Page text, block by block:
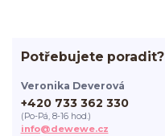
Potřebujete poradit?
Veronika Deverová
+420 733 362 330
(Po-Pá, 8-16 hod.)
info@dewewe.cz